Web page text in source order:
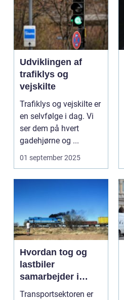
Udviklingen af
trafiklys og
vejskilte
Trafiklys og vejskilte er
en selvfølge i dag. Vi
ser dem på hvert
gadehjørne og ...
01 september 2025
Hvordan tog og
lastbiler
samarbejder i
transportsektoren
Transportsektoren er